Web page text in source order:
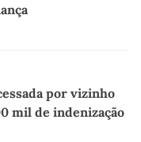
por vizinho
mil de indenização